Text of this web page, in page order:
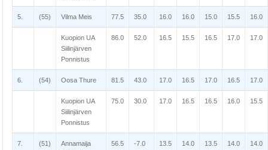
5. (55) Vilma Meis 77.5 35.0 16.0 16.0 15.0 15.5 16.0
Kuopion UA
Siilinjärven
Ponnistus
86.0 52.0 16.5 15.5 16.5 17.0 17.0
6. (54) Oosa Thure 81.5 43.0 17.0 16.5 17.0 16.5 17.0
Kuopion UA
Siilinjärven
Ponnistus
75.0 30.0 17.0 16.5 16.5 16.0 15.5
7. (51)
Annamaija
56.5 -7.0 13.5 14.0 13.5 14.0 14.0